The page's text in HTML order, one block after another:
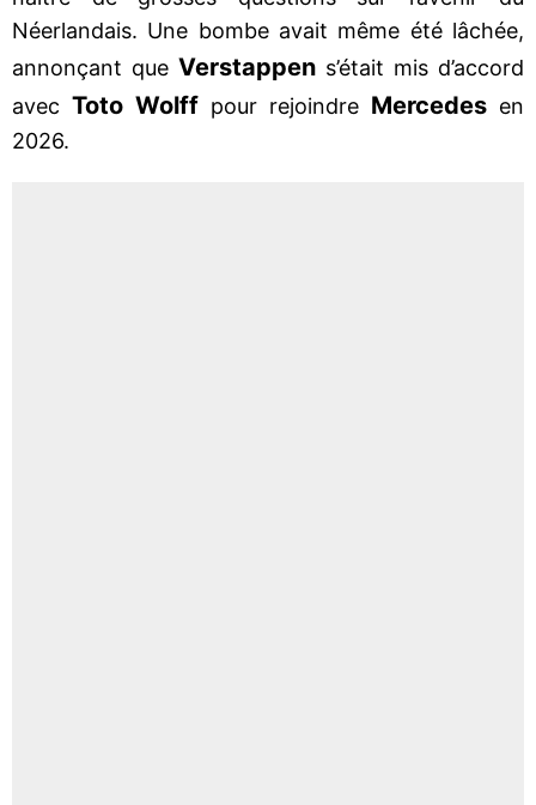
Néerlandais. Une bombe avait même été lâchée,
annonçant que Verstappen s’était mis d’accord
avec Toto Wolff pour rejoindre Mercedes en
2026.